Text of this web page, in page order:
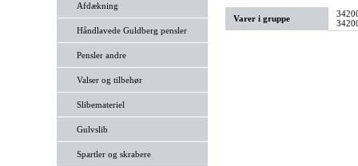
Afdækning
Håndlavede Guldberg pensler
Pensler andre
Valser og tilbehør
Slibemateriel
Gulvslib
Spartler og skrabere
Varer i gruppe